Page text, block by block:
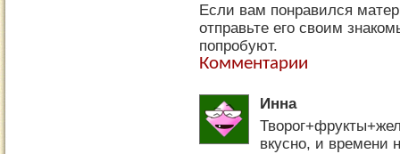
Если вам понравился
отправьте его своим
попробуют.
Комментарии
Инна
вкусно, и времени